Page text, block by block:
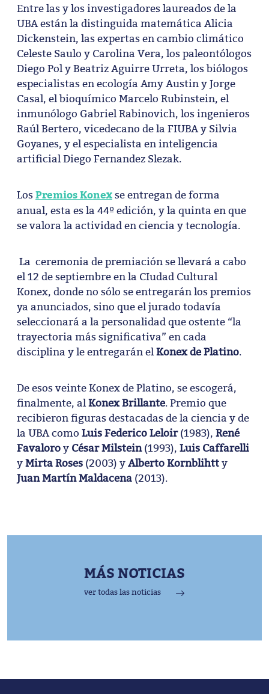
Entre las y los investigadores laureados de la
UBA están la distinguida matemática Alicia
Dickenstein, las expertas en cambio climático
Celeste Saulo y Carolina Vera, los paleontólogos
Diego Pol y Beatriz Aguirre Urreta, los biólogos
especialistas en ecología Amy Austin y Jorge
Casal, el bioquímico Marcelo Rubinstein, el
inmunólogo Gabriel Rabinovich, los ingenieros
Raúl Bertero, vicedecano de la FIUBA y Silvia
Goyanes, y el especialista en inteligencia
artificial Diego Fernandez Slezak.
LosPremios Konexse entregan de forma
anual, esta es la 44º edición, y la quinta en que
se valora la actividad en ciencia y tecnología.
La ceremonia de premiación se llevará a cabo
el 12 de septiembre en la CIudad Cultural
Konex, donde no sólo se entregarán los premios
ya anunciados, sino que el jurado todavía
seleccionará a la personalidad que ostente “la
trayectoria más significativa” en cada
disciplina y le entregarán elKonex de Platino.
De esos veinte Konex de Platino, se escogerá,
finalmente, alKonex Brillante. Premio que
recibieron figuras destacadas de la ciencia y de
la UBA como Luis Federico Leloir(1983), René
Favaloroy César Milstein(1993), Luis Caffarelli
yMirta Roses (2003) yAlberto Kornblihtty
Juan Martín Maldacena (2013).
MÁS NOTICIAS
ver todas las noticias